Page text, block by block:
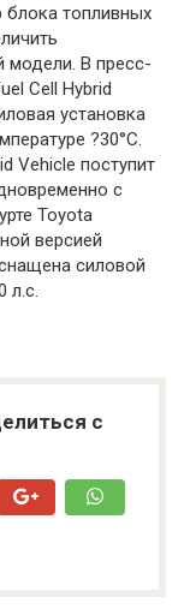
топливных
модели. В пресс-
Cell Hybrid
установка
?30°C.
Vehicle поступит
с
Toyota
версией
силовой
л.с.
с